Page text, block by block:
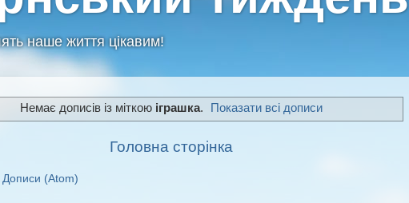
наше життя цікавим!
Немає дописів із міткою іграшка. Показати всі дописи
Головна сторінка
Дописи (Atom)